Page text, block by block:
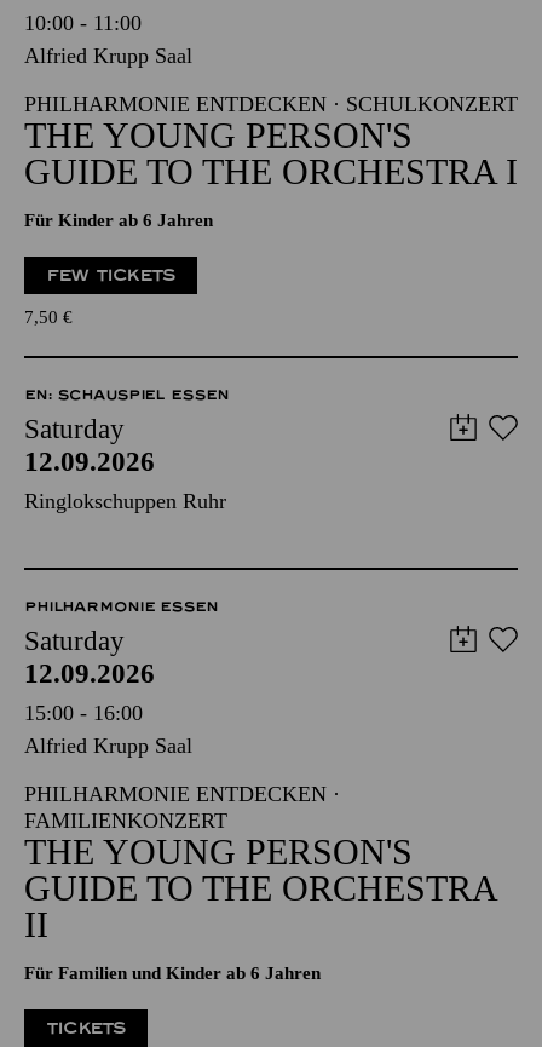
10:00 - 11:00
Alfried Krupp Saal
PHILHARMONIE ENTDECKEN · SCHULKONZERT
THE YOUNG PERSON'S
GUIDE TO THE ORCHESTRA I
Für Kinder ab 6 Jahren
FEW TICKETS
7,50 €
EN: SCHAUSPIEL ESSEN
Saturday
12.09.2026
Ringlokschuppen Ruhr
PHILHARMONIE ESSEN
Saturday
12.09.2026
15:00 - 16:00
Alfried Krupp Saal
PHILHARMONIE ENTDECKEN ·
FAMILIENKONZERT
THE YOUNG PERSON'S
GUIDE TO THE ORCHESTRA
II
Für Familien und Kinder ab 6 Jahren
TICKETS